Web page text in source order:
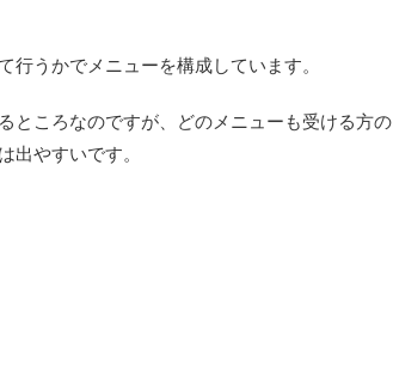
うかでメニューを構成しています。
ところなのですが、どのメニューも受ける方の
出やすいです。